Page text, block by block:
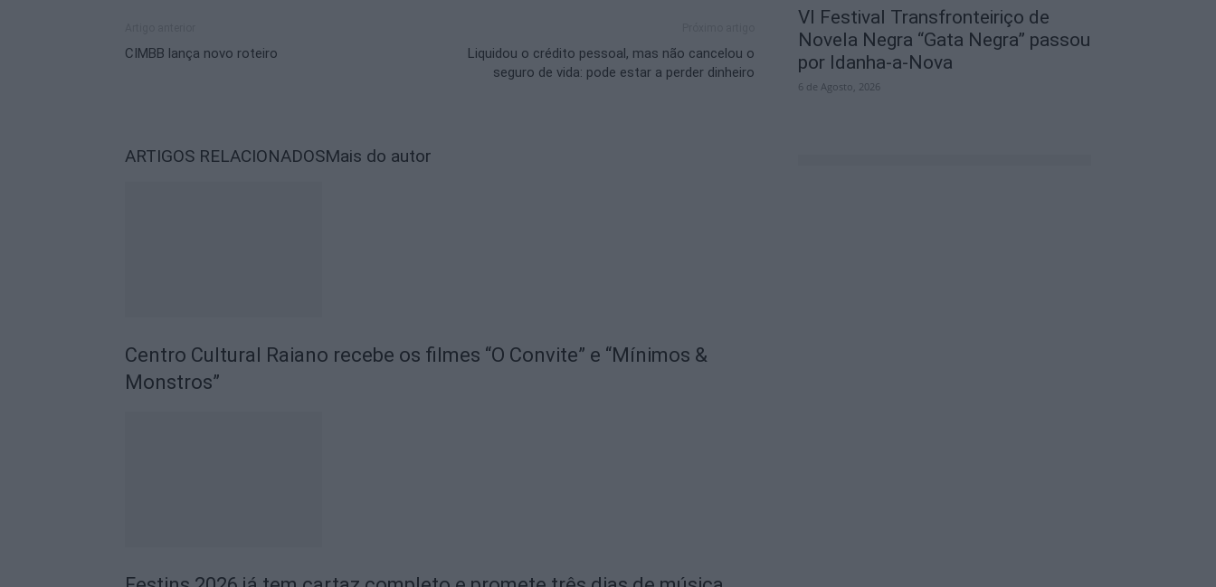
CIMBB lança novo roteiro
Liquidou o crédito pessoal, mas não cancelou o
seguro de vida: pode estar a perder dinheiro
ARTIGOS RELACIONADOSMais do autor
Centro Cultural Raiano recebe os filmes “O Convite” e “Mínimos &
Monstros”
VI Festival Transfronteiriço de
Novela Negra “Gata Negra” passou
por Idanha-a-Nova
6 de Agosto, 2026